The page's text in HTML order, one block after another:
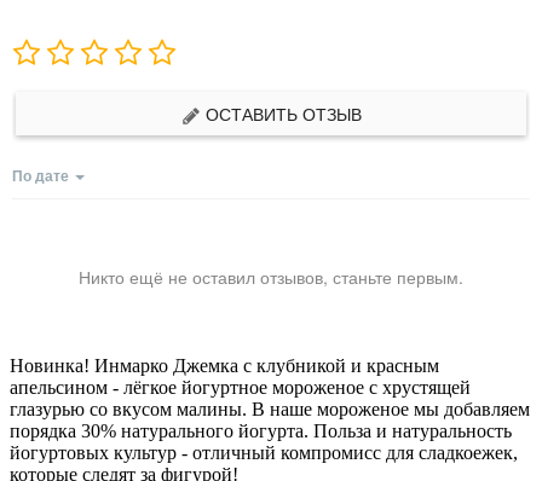
ОСТАВИТЬ ОТЗЫВ
По дате
Никто ещё не оставил отзывов, станьте первым.
Новинка! Инмарко Джемка с клубникой и красным
апельсином - лёгкое йогуртное мороженое с хрустящей
глазурью со вкусом малины. В наше мороженое мы добавляем
порядка 30% натурального йогурта. Польза и натуральность
йогуртовых культур - отличный компромисс для сладкоежек,
которые следят за фигурой!